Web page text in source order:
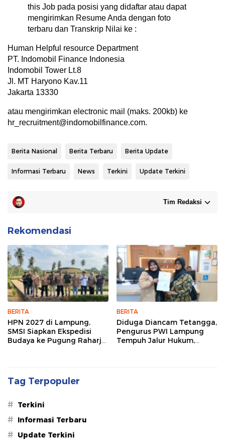
this Job pada posisi yang didaftar atau dapat
mengirimkan Resume Anda dengan foto
terbaru dan Transkrip Nilai ke :
Human Helpful resource Department
PT. Indomobil Finance Indonesia
Indomobil Tower Lt.8
Jl. MT Haryono Kav.11
Jakarta 13330
atau mengirimkan electronic mail (maks. 200kb) ke
hr_recruitment@indomobilfinance.com.
Berita Nasional Berita Terbaru Berita Update
Informasi Terbaru News Terkini Update Terkini
Tim Redaksi
Rekomendasi
BERITA
HPN 2027 di Lampung,
SMSI Siapkan Ekspedisi
Budaya ke Pugung Raharjo
BERITA
Diduga Diancam Tetangga,
Pengurus PWI Lampung
Tempuh Jalur Hukum,
Tag Terpopuler
# Terkini
# Informasi Terbaru
# Update Terkini